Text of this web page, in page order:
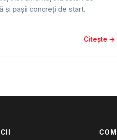
și pașii concreți de start.
Citește →